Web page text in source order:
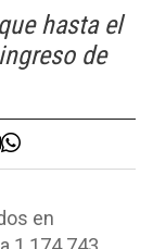
hasta el
de
en